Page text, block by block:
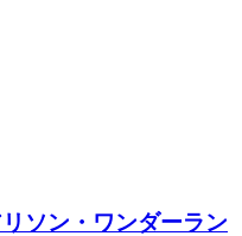
ソン・ワンダーラン